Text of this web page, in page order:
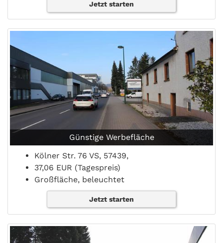
Jetzt starten
Günstige Werbefläche
Kölner Str. 76 VS, 57439,
37,06 EUR (Tagespreis)
Großfläche, beleuchtet
Jetzt starten